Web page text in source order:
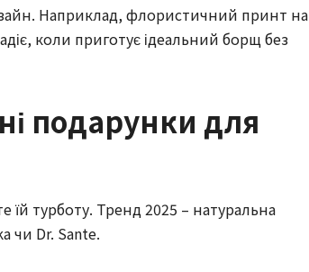
Наприклад, флористичний принт на
коли приготує ідеальний борщ без
подарунки для
їй турботу. Тренд 2025 – натуральна
чи Dr. Sante.